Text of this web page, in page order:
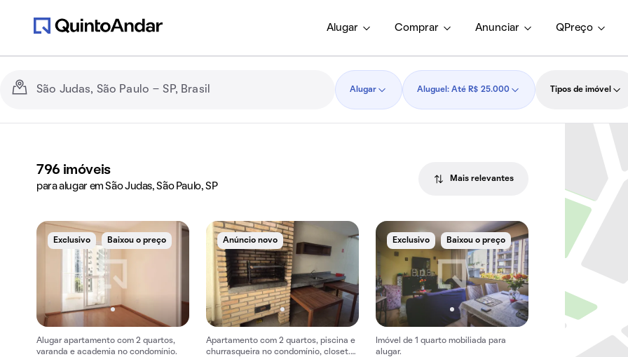
Alugar Comprar Anunciar QPreço
Alugar Aluguel: Até R$ 25.000 Tipos de imóvel
796 imóveis
para alugar em São Judas, São Paulo, SP
Mais relevantes
Exclusivo Baixou o preço
Alugar apartamento com 2 quartos,
varanda e academia no condomínio.
Anúncio novo
Apartamento com 2 quartos, piscina e
churrasqueira no condomínio, closet.
Exclusivo Baixou o preço
Imóvel de 1 quarto mobiliada para
alugar.